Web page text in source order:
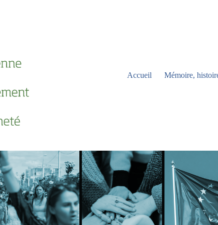
Accueil Mémoire,